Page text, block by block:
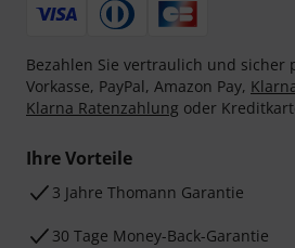
Bezahlen Sie vertraulich und sicher
Vorkasse, PayPal, Amazon Pay,
Klarna Ratenzahlung oder
Ihre Vorteile
3 Jahre Thomann Garantie
30 Tage Money-Back-Garantie